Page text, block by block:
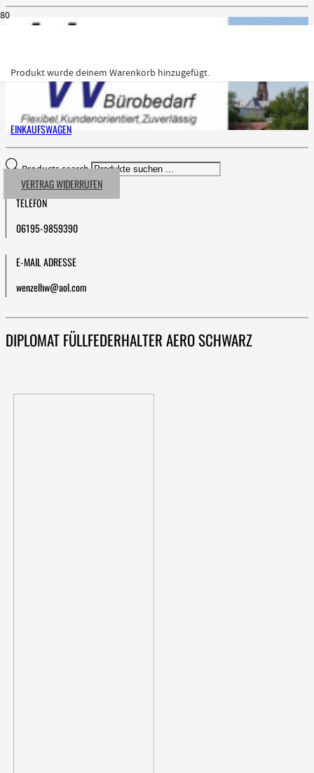
Produktwurde deinem Warenkorb hinzugefügt.
EINKAUFSWAGEN
VERTRAG WIDERRUFEN
Products search
TELEFON
06195-9859390
E-MAIL ADRESSE
wenzelhw@aol.com
DIPLOMAT FÜLLFEDERHALTER AERO SCHWARZ